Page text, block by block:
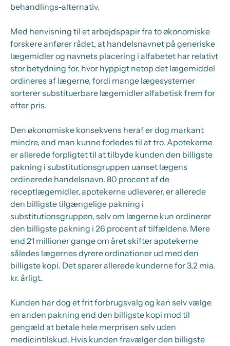
behandlings-alternativ.
Med henvisning til et arbejdspapir fra to økonomiske
forskere anfører rådet, at handelsnavnet på generiske
lægemidler og navnets placering i alfabetet har relativt
stor betydning for, hvor hyppigt netop det lægemiddel
ordineres af lægerne, fordi mange lægesystemer
sorterer substituerbare lægemidler alfabetisk frem for
efter pris.
Den økonomiske konsekvens heraf er dog markant
mindre, end man kunne forledes til at tro. Apotekerne
er allerede forpligtet til at tilbyde kunden den billigste
pakning i substitutionsgruppen uanset lægens
ordinerede handelsnavn. 80 procent af de
receptlægemidler, apotekerne udleverer, er allerede
den billigste tilgængelige pakning i
substitutionsgruppen, selv om lægerne kun ordinerer
den billigste pakning i 26 procent af tilfældene. Mere
end 21 millioner gange om året skifter apotekerne
således lægernes dyrere ordinationer ud med den
billigste kopi. Det sparer allerede kunderne for 3,2 mia.
kr. årligt.
Kunden har dog et frit forbrugsvalg og kan selv vælge
en anden pakning end den billigste kopi mod til
gengæld at betale hele merprisen selv uden
medicintilskud. Hvis kunden fravælger den billigste